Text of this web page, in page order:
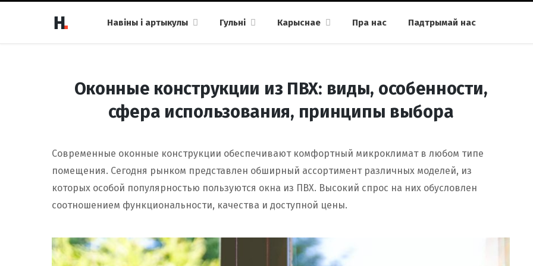
Навіны і артыкулы Гульні Карыснае Пра нас Падтрымай нас
Оконные конструкции из ПВХ: виды, особенности,
сфера использования, принципы выбора
Современные оконные конструкции обеспечивают комфортный микроклимат в любом типе
помещения. Сегодня рынком представлен обширный ассортимент различных моделей, из
которых особой популярностью пользуются окна из ПВХ. Высокий спрос на них обусловлен
соотношением функциональности, качества и доступной цены.